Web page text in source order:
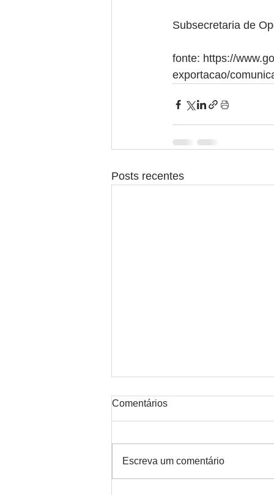
Subsecretaria de
fonte: https://
exportacao/
Posts recentes
Comentários
Escreva um comentário